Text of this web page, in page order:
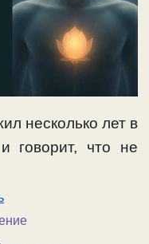
несколько лет в
говорит, что не